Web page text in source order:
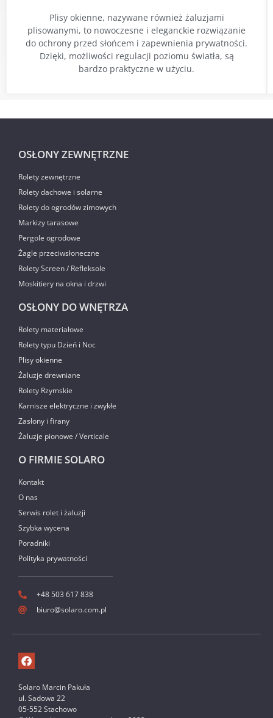
Plisy okienne, nazywane również żaluzjami
plisowanymi, to nowoczesne i eleganckie rozwiązanie
do ochrony przed słońcem i zapewnienia prywatności.
Dzięki, możliwości regulacji poziomu światła, są
bardzo praktyczne w użyciu.
OSŁONY ZEWNĘTRZNE
Rolety zewnętrzne
Rolety dachowe i solarne
Rolety do ogrodów zimowych
Markizy tarasowe
Pergole ogrodowe
Żagle przeciwsłoneczne
Rolety Screen / Refleksole
Moskitiery na okna i drzwi
OSŁONY DO WNĘTRZA
Rolety materiałowe
Rolety typu Dzień i Noc
Plisy okienne
Żaluzje drewniane
Rolety Rzymskie
Karnisze elektryczne i zwykłe
Zasłony i firany
Żaluzje pionowe / Verticale
O FIRMIE SOLARO
Kontakt
O nas
Serwis rolet i żaluzji
Szybka wycena
Poradniki
Polityka prywatności
+48 503 617 838
biuro@solaro.com.pl
Solaro Marcin Pakuła
ul. Sadowa 22
05-552 Stachowo